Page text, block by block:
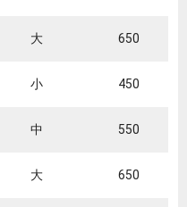
大 650
小 450
中 550
大 650